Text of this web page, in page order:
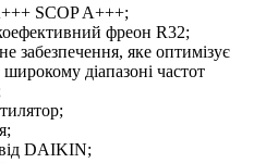
SCOP A+++;
фреон R32;
забезпечення, яке оптимізує
діапазоні частот
від DAIKIN;